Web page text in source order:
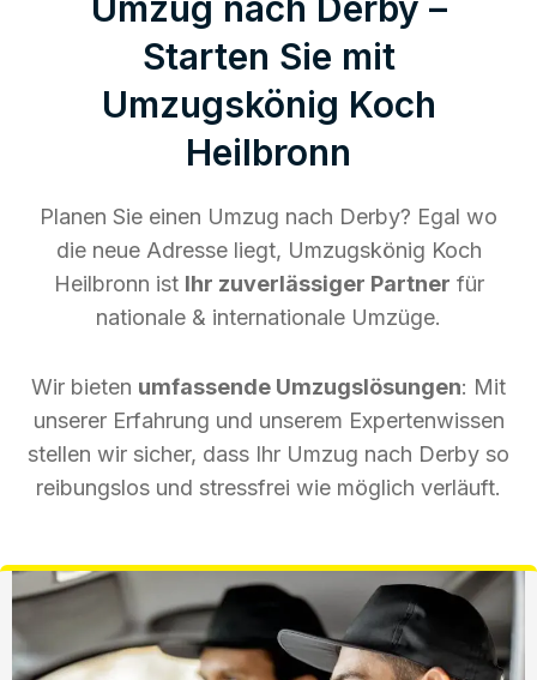
Starten Sie mit
Umzugskönig Koch
Heilbronn
Planen Sie einen Umzug nach Derby? Egal wo
die neue Adresse liegt, Umzugskönig Koch
Heilbronn ist Ihr zuverlässiger Partner für
nationale & internationale Umzüge.
Wir bieten umfassende Umzugslösungen: Mit
unserer Erfahrung und unserem Expertenwissen
stellen wir sicher, dass Ihr Umzug nach Derby so
reibungslos und stressfrei wie möglich verläuft.